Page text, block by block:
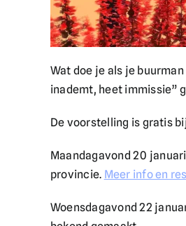
Wat doe je als je
inademt, heet immissie”
De voorstelling is gratis
Maandagavond 20
provincie. Meer info en
Woensdagavond 22